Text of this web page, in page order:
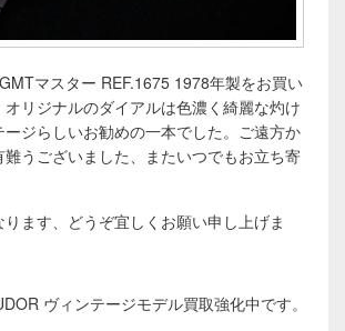
マスター REF.1675 1978年製をお買い
オリジナルのダイアルは色濃く綺麗な灼け
ジらしいお勧めの一本でした。ご遠方か
難うございました、またいつでもお立ち寄
ます、どうぞ宜しくお願い申し上げま
ヴィンテージモデル買取強化中です。